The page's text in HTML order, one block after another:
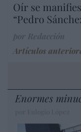
Oír se
“Pedro
Artículos
Enormes